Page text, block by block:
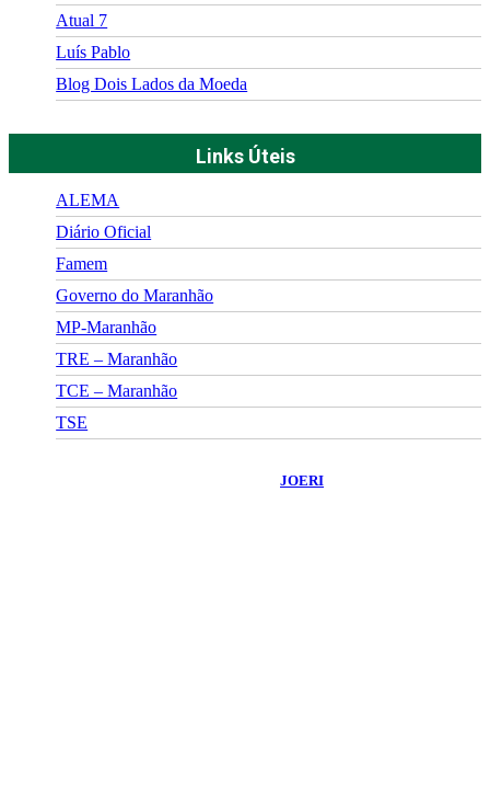
Atual 7
Luís Pablo
Blog Dois Lados da Moeda
Links Úteis
ALEMA
Diário Oficial
Famem
Governo do Maranhão
MP-Maranhão
TRE – Maranhão
TCE – Maranhão
TSE
JOERI